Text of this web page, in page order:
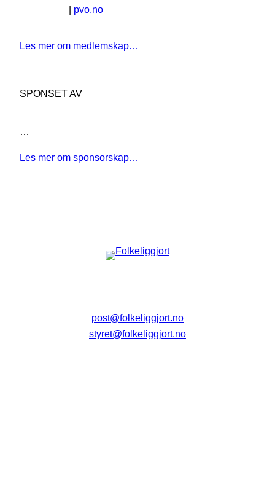
| pvo.no
Les mer om medlemskap…
SPONSET AV
…
Les mer om sponsorskap…
post@folkeliggjort.no
styret@folkeliggjort.no